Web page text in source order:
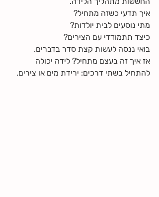
איך תדעי כשזה מתחיל?
מתי נוסעים לבית יולדות?
כיצד תתמודדי עם הצירים?
בואי ננסה לעשות קצת סדר בדברים.
אז איך זה בעצם מתחיל? לידה יכולה
להתחיל בשתי דרכים: ירידת מים או צירים.